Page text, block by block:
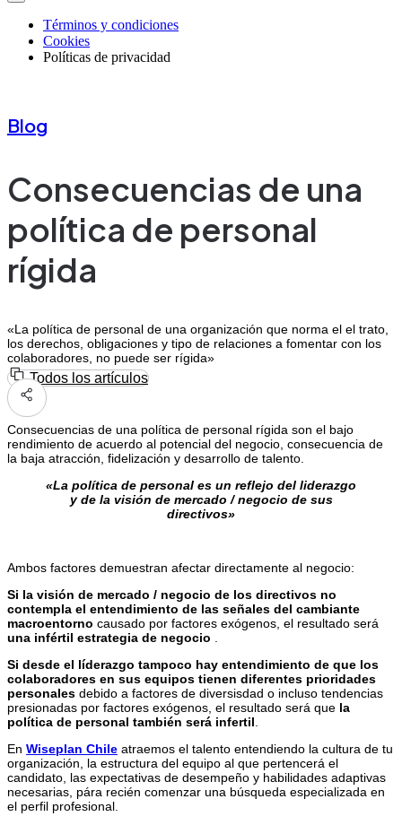
Términos y condiciones
Cookies
Políticas de privacidad
Blog
Consecuencias de una
política de personal
rígida
«La política de personal de una organización que norma el el trato,
los derechos, obligaciones y tipo de relaciones a fomentar con los
colaboradores, no puede ser rígida»
Todos los artículos
Consecuencias de una política de personal rígida son el bajo
rendimiento de acuerdo al potencial del negocio, consecuencia de
la baja atracción, fidelización y desarrollo de talento.
«La política de personal es un reflejo del liderazgo
y de la visión de mercado / negocio de sus
directivos»
Ambos factores demuestran afectar directamente al negocio:
Si la visión de mercado / negocio de los directivos no
contempla el entendimiento de las señales del cambiante
macroentorno causado por factores exógenos, el resultado será
una infértil estrategia de negocio
Si desde el líderazgo tampoco hay entendimiento de que los
colaboradores en sus equipos tienen diferentes prioridades
personales debido a factores de diversisdad o incluso tendencias
presionadas por factores exógenos, el resultado será que la
política de personal también será infertil
En Wiseplan Chile atraemos el talento entendiendo la cultura de tu
organización, la estructura del equipo al que pertencerá el
candidato, las expectativas de desempeño y habilidades adaptivas
necesarias, pára recién comenzar una búsqueda especializada en
el perfil profesional.